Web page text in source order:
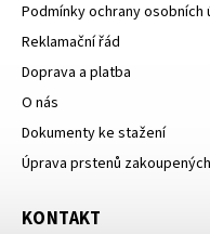
Podmínky ochrany osobních
Reklamační řád
Doprava a platba
O nás
Dokumenty ke stažení
Úprava prstenů zakoupených
KONTAKT